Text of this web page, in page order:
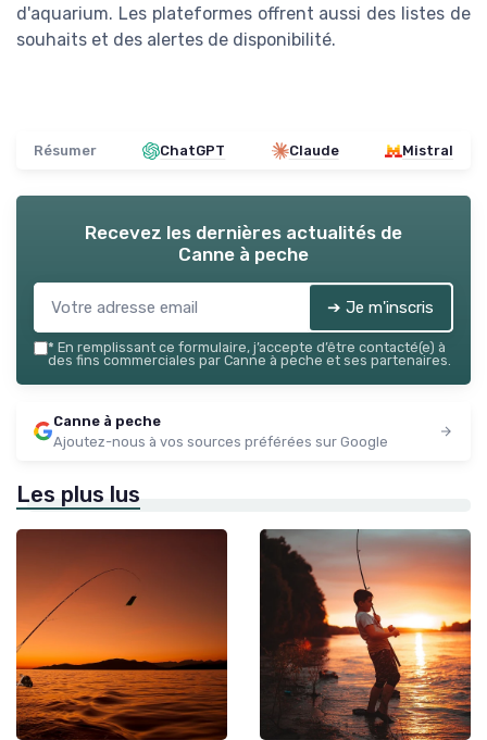
d'aquarium. Les plateformes offrent aussi des listes de
souhaits et des alertes de disponibilité.
Résumer ChatGPT Claude Mistral
Recevez les dernières actualités de
Canne à peche
➔ Je m'inscris
* En remplissant ce formulaire, j’accepte d’être contacté(e) à
des fins commerciales par Canne à peche et ses partenaires.
Canne à peche
Ajoutez-nous à vos sources préférées sur Google
Les plus lus